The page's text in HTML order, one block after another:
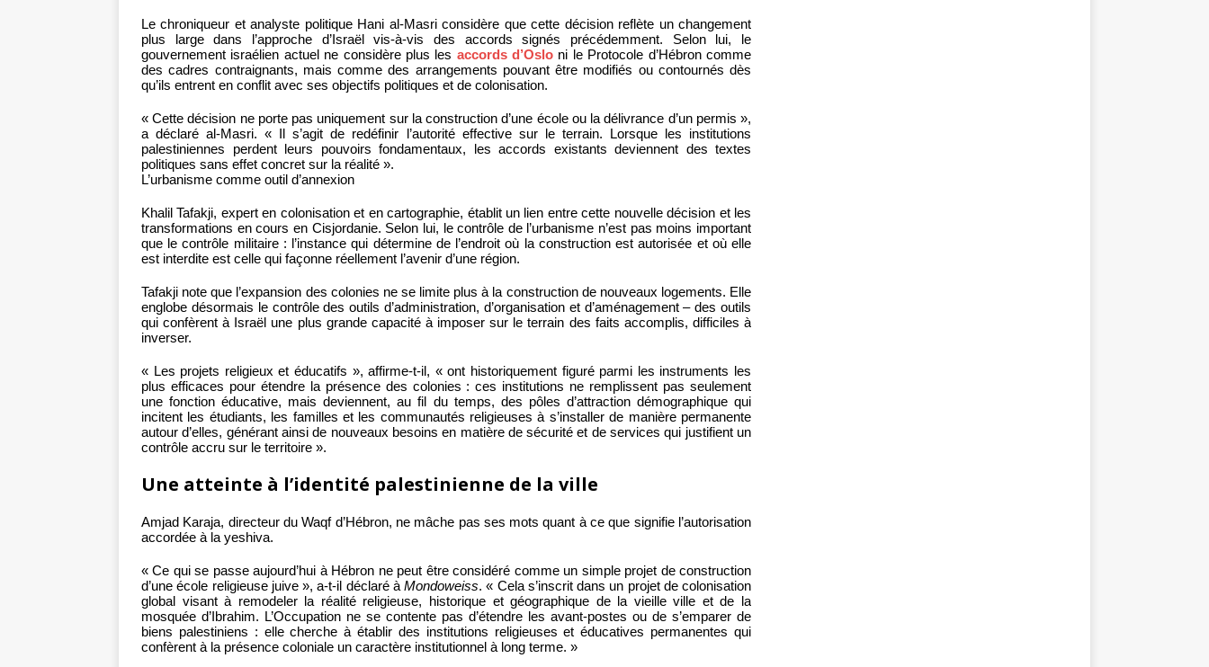
Le chroniqueur et analyste politique Hani al-Masri considère que cette décision reflète un changement
plus large dans l’approche d’Israël vis-à-vis des accords signés précédemment. Selon lui, le
gouvernement israélien actuel ne considère plus les accords d’Oslo ni le Protocole d’Hébron comme
des cadres contraignants, mais comme des arrangements pouvant être modifiés ou contournés dès
qu’ils entrent en conflit avec ses objectifs politiques et de colonisation.
« Cette décision ne porte pas uniquement sur la construction d’une école ou la délivrance d’un permis »,
a déclaré al-Masri. « Il s’agit de redéfinir l’autorité effective sur le terrain. Lorsque les institutions
palestiniennes perdent leurs pouvoirs fondamentaux, les accords existants deviennent des textes
politiques sans effet concret sur la réalité ».
L’urbanisme comme outil d’annexion
Khalil Tafakji, expert en colonisation et en cartographie, établit un lien entre cette nouvelle décision et les
transformations en cours en Cisjordanie. Selon lui, le contrôle de l’urbanisme n’est pas moins important
que le contrôle militaire : l’instance qui détermine de l’endroit où la construction est autorisée et où elle
est interdite est celle qui façonne réellement l’avenir d’une région.
Tafakji note que l’expansion des colonies ne se limite plus à la construction de nouveaux logements. Elle
englobe désormais le contrôle des outils d’administration, d’organisation et d’aménagement – des outils
qui confèrent à Israël une plus grande capacité à imposer sur le terrain des faits accomplis, difficiles à
inverser.
« Les projets religieux et éducatifs », affirme-t-il, « ont historiquement figuré parmi les instruments les
plus efficaces pour étendre la présence des colonies : ces institutions ne remplissent pas seulement
une fonction éducative, mais deviennent, au fil du temps, des pôles d’attraction démographique qui
incitent les étudiants, les familles et les communautés religieuses à s’installer de manière permanente
autour d’elles, générant ainsi de nouveaux besoins en matière de sécurité et de services qui justifient un
contrôle accru sur le territoire ».
Une atteinte à l’identité palestinienne de la ville
Amjad Karaja, directeur du Waqf d’Hébron, ne mâche pas ses mots quant à ce que signifie l’autorisation
accordée à la yeshiva.
« Ce qui se passe aujourd’hui à Hébron ne peut être considéré comme un simple projet de construction
d’une école religieuse juive », a-t-il déclaré àMondoweiss. « Cela s’inscrit dans un projet de colonisation
global visant à remodeler la réalité religieuse, historique et géographique de la vieille ville et de la
mosquée d’Ibrahim. L’Occupation ne se contente pas d’étendre les avant-postes ou de s’emparer de
biens palestiniens : elle cherche à établir des institutions religieuses et éducatives permanentes qui
confèrent à la présence coloniale un caractère institutionnel à long terme. »